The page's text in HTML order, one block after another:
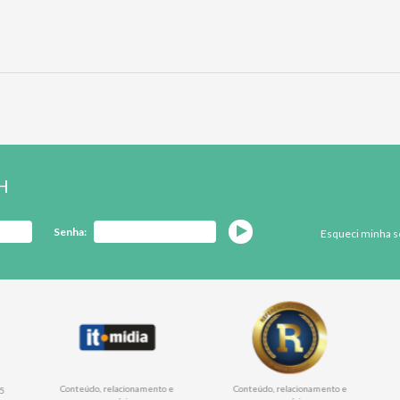
Senha: Esqueci minha
Conteúdo, relacionamento e
Conteúdo, relacionamento e